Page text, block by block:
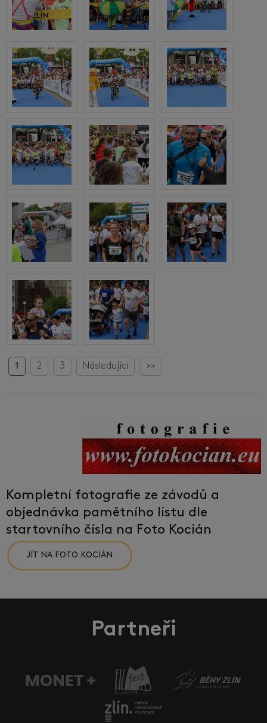
1 2 3 Následující >>
Kompletní fotografie ze závodů a
objednávka pamětního listu dle
startovního čísla na Foto Kocián
JÍT NA FOTO KOCIÁN
Partneři